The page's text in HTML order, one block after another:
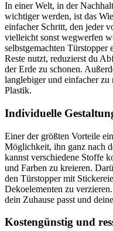
In einer Welt, in der
wichtiger werden, ist das
einfacher Schritt, den jeder
vielleicht sonst wegwerfen
selbstgemachten Türstopper
Reste nutzt, reduzierst du
der Erde zu schonen.
langlebiger und einfacher
Plastik.
Individuelle
Einer der größten Vorteile
Möglichkeit, ihn ganz nach
kannst verschiedene Stoffe
und Farben zu kreieren.
den Türstopper mit
Dekoelementen zu
dein Zuhause passt und
Kostengünstig und